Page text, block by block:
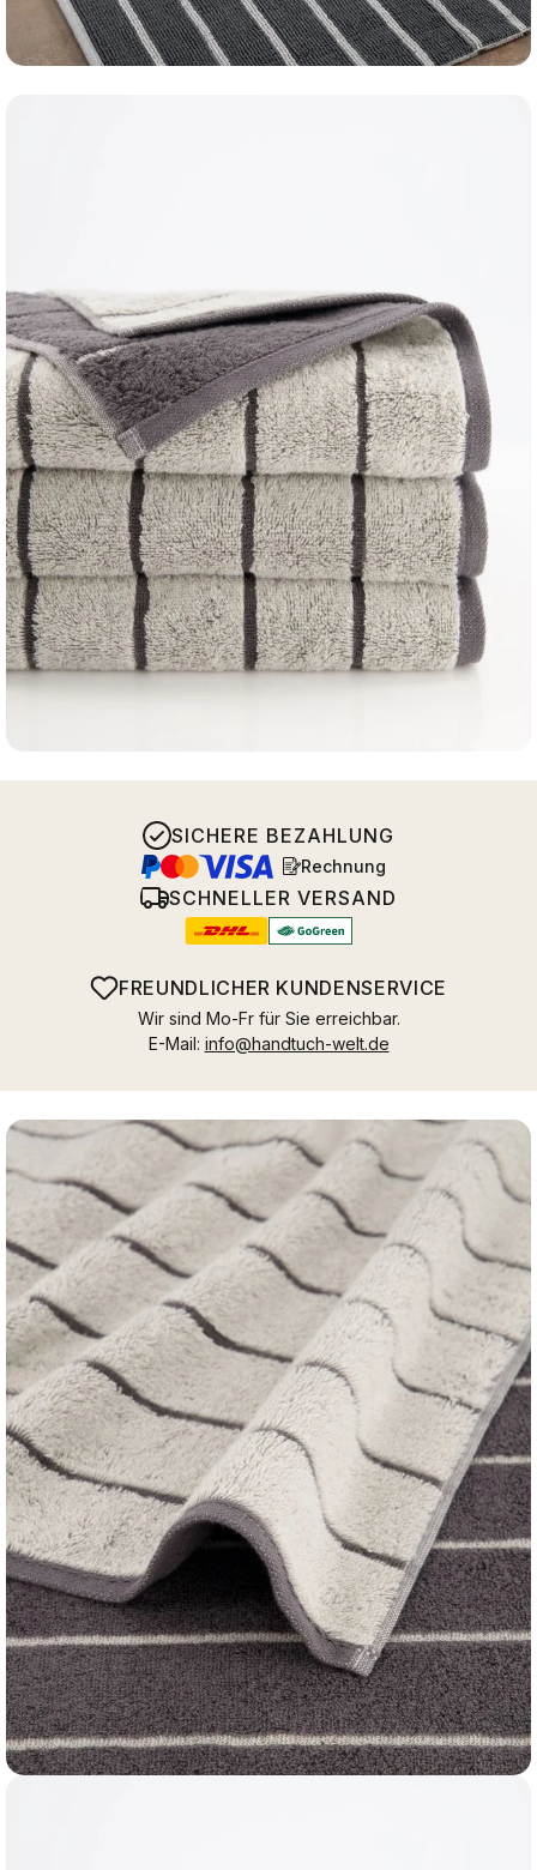
SICHERE BEZAHLUNG
Rechnung
SCHNELLER VERSAND
FREUNDLICHER KUNDENSERVICE
Wir sind Mo-Fr für Sie erreichbar.
E-Mail: info@handtuch-welt.de